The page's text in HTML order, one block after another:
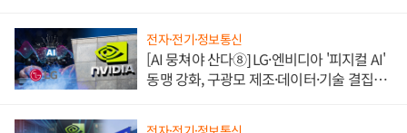
전자·전기·정보통신
[AI 뭉쳐야 산다⑧] LG·엔비디아 '피지컬 AI'
동맹 강화, 구광모 제조·데이터·기술 결집